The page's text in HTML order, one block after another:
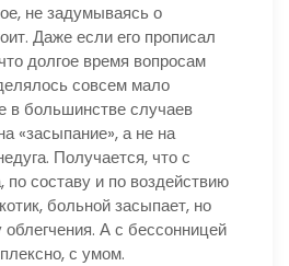
не задумываясь о
Даже если его прописал
долгое время вопросам
совсем мало
в большинстве случаев
«засыпание», а не на
Получается, что с
составу и по воздействию
больной засыпает, но
А с бессонницей
с умом.